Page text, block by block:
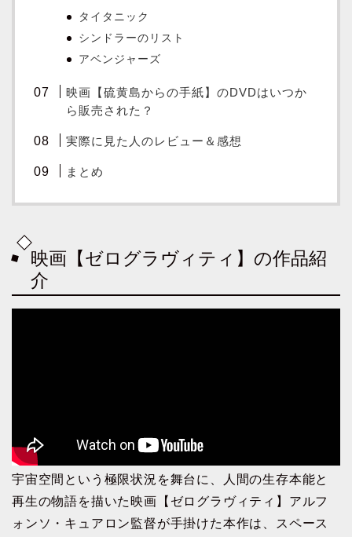
タイタニック
シンドラーのリスト
アベンジャーズ
映画【硫黄島からの手紙】のDVDはいつか
ら販売された？
実際に見た人のレビュー＆感想
まとめ
映画【ゼログラヴィティ】の作品紹
介
宇宙空間という極限状況を舞台に、人間の生存本能と
再生の物語を描いた映画【ゼログラヴィティ】アルフ
ォンソ・キュアロン監督が手掛けた本作は、スペース